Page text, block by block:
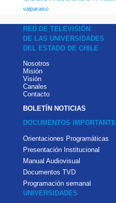
valparaiso
RED DE TELEVISIÓN
DE LAS UNIVERSIDADES
DEL ESTADO DE CHILE
Nosotros
Misión
Visión
Canales
Contacto
BOLETÍN NOTICIAS
DOCUMENTOS
Orientaciones Programáticas
Presentación Institucional
Manual Audiovisual
Documentos TVD
Programación semanal
UNIVERSIDADES